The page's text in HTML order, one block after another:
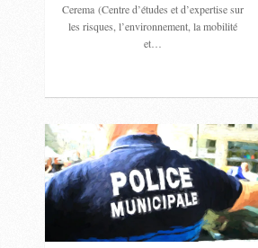
Cerema (Centre d’études et d’expertise sur
les risques, l’environnement, la mobilité
et…